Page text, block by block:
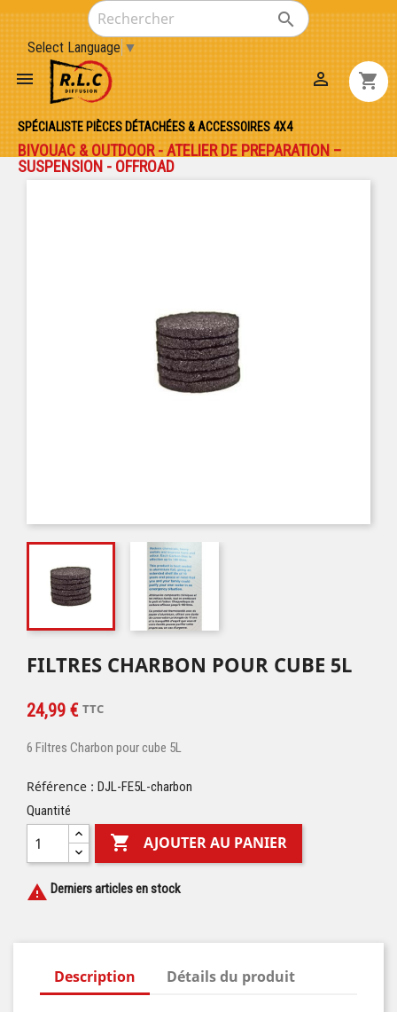

Select Language ▼
 shopping_cart

SPÉCIALISTE PIÈCES DÉTACHÉES & ACCESSOIRES 4X4
BIVOUAC & OUTDOOR - ATELIER DE PREPARATION –
SUSPENSION - OFFROAD
FILTRES CHARBON POUR CUBE 5L
24,99 € TTC
6 Filtres Charbon pour cube 5L
Référence : DJL-FE5L-charbon
Quantité
 AJOUTER AU PANIER
 Derniers articles en stock
Description Détails du produit